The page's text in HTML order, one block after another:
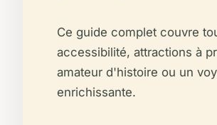
Ce guide complet couvre
accessibilité, attractions à
amateur d'histoire ou un
enrichissante.